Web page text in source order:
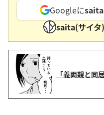
Googleにsaita
saita(サイタ
「義両親と